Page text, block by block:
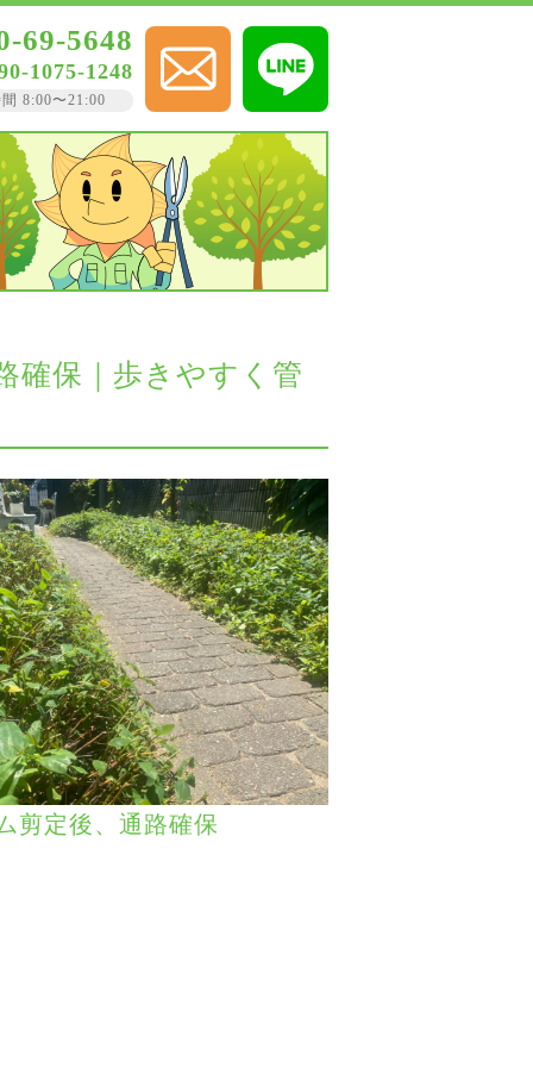
69-5648
1075-1248
8:00〜21:00
確保｜歩きやすく管
剪定後、通路確保